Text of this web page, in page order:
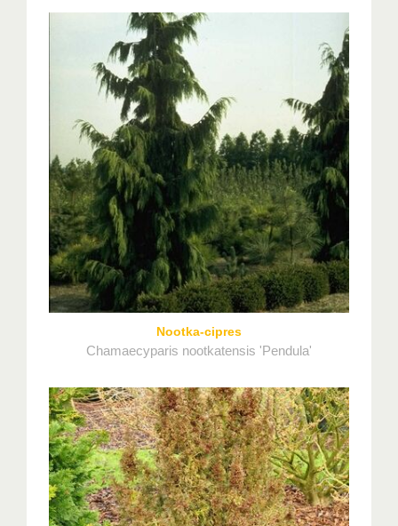
Nootka-cipres
Chamaecyparis nootkatensis 'Pendula'